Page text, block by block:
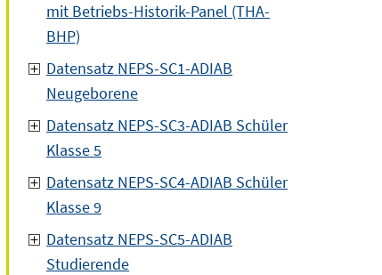
mit Betriebs-Historik-Panel (THA-
BHP)
Datensatz NEPS-SC1-ADIAB
Neugeborene
Datensatz NEPS-SC3-ADIAB Schüler
Klasse 5
Datensatz NEPS-SC4-ADIAB Schüler
Klasse 9
Datensatz NEPS-SC5-ADIAB
Studierende